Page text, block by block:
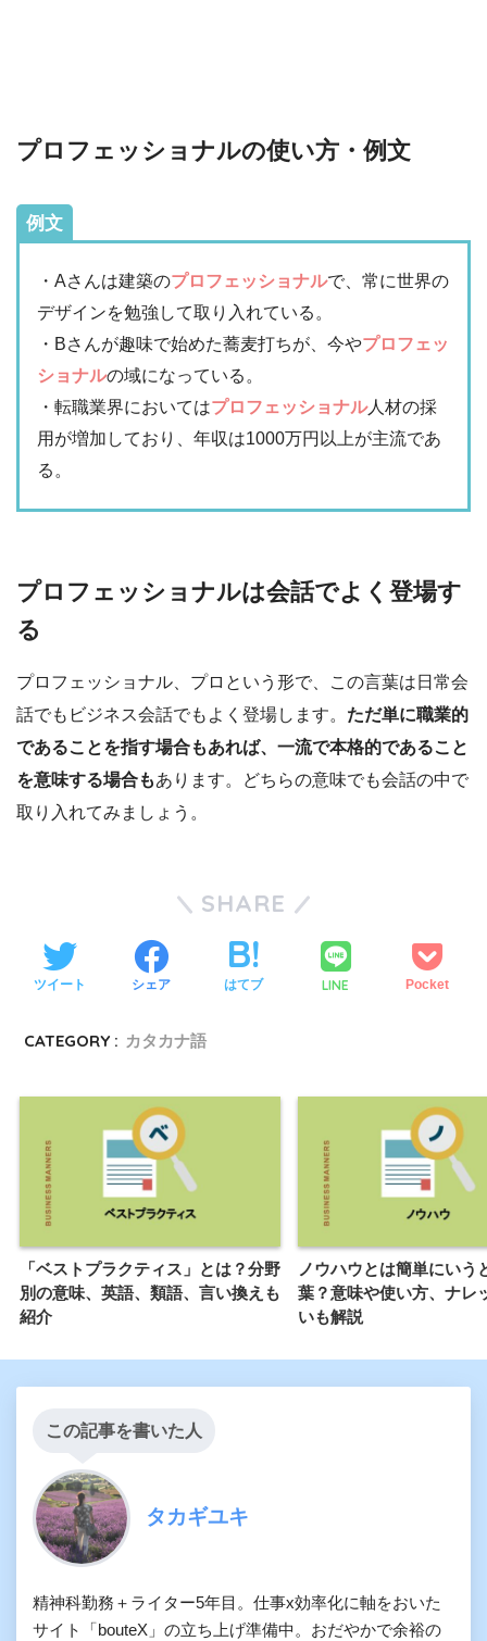
プロフェッショナルの使い方・例文
例文
・Aさんは建築のプロフェッショナルで、常に世界の
デザインを勉強して取り入れている。
・Bさんが趣味で始めた蕎麦打ちが、今やプロフェッ
ショナルの域になっている。
・転職業界においてはプロフェッショナル人材の採
用が増加しており、年収は1000万円以上が主流であ
る。
プロフェッショナルは会話でよく登場す
る
プロフェッショナル、プロという形で、この言葉は日常会
話でもビジネス会話でもよく登場します。 ただ単に職業的
であることを指す場合もあれば、一流で本格的であること
を意味する場合もあります。どちらの意味でも会話の中で
取り入れてみましょう。
SHARE
ツイート シェア はてブ LINE Pocket
CATEGORY : カタカナ語
「ベストプラクティス」とは？分野
別の意味、英語、類語、言い換えも
紹介
ノウハウとは簡単にいう
葉？意味や使い方、ナレ
いも解説
この記事を書いた人
タカギユキ
精神科勤務＋ライター5年目。仕事x効率化に軸をおいた
サイト「bouteX」の立ち上げ準備中。おだやかで余裕の